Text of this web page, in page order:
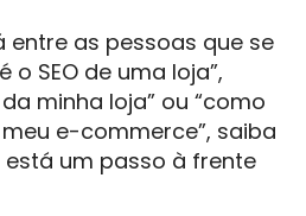
entre as pessoas que se
o SEO de uma loja”,
minha loja” ou “como
e-commerce”, saiba
um passo à frente